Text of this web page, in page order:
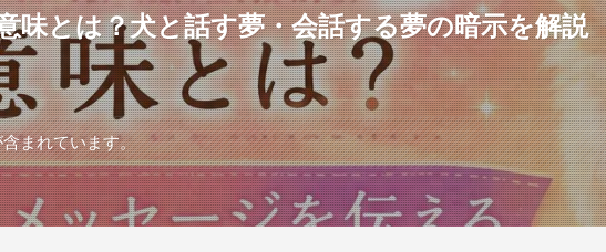
味とは？犬と話す夢・会話する夢の暗示を解説
まれています。